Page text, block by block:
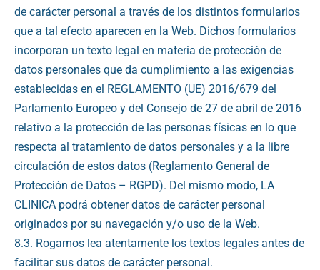
de carácter personal a través de los distintos formularios
que a tal efecto aparecen en la Web. Dichos formularios
incorporan un texto legal en materia de protección de
datos personales que da cumplimiento a las exigencias
establecidas en el REGLAMENTO (UE) 2016/679 del
Parlamento Europeo y del Consejo de 27 de abril de 2016
relativo a la protección de las personas físicas en lo que
respecta al tratamiento de datos personales y a la libre
circulación de estos datos (Reglamento General de
Protección de Datos – RGPD). Del mismo modo, LA
CLINICA podrá obtener datos de carácter personal
originados por su navegación y/o uso de la Web.
8.3. Rogamos lea atentamente los textos legales antes de
facilitar sus datos de carácter personal.